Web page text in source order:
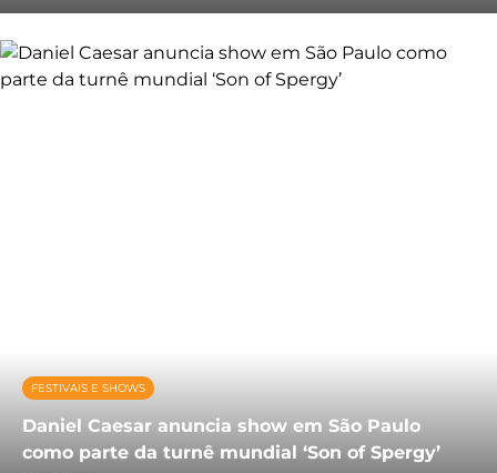
FESTIVAIS E SHOWS
Daniel Caesar anuncia show em São Paulo
como parte da turnê mundial ‘Son of Spergy’